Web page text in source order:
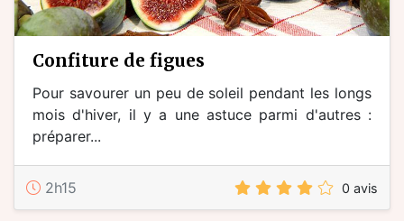
confiture de figues
Pour savourer un peu de soleil pendant les longs
mois d'hiver, il y a une astuce parmi d'autres :
préparer...
2h15 0 avis